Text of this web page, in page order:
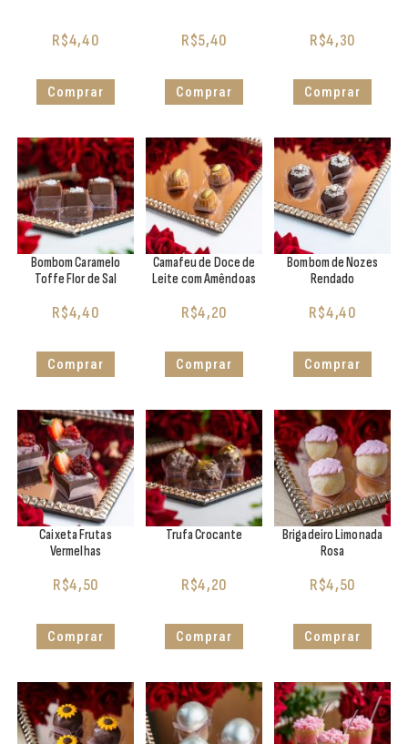
R$4,40
Comprar
R$5,40
Comprar
R$4,30
Comprar
Bombom Caramelo
Toffe Flor de Sal
R$4,40
Comprar
Camafeu de Doce de
Leite com Amêndoas
R$4,20
Comprar
Bombom de Nozes
Rendado
R$4,40
Comprar
Caixeta Frutas
Vermelhas
R$4,50
Comprar
Trufa Crocante
R$4,20
Comprar
Brigadeiro Limonada
Rosa
R$4,50
Comprar